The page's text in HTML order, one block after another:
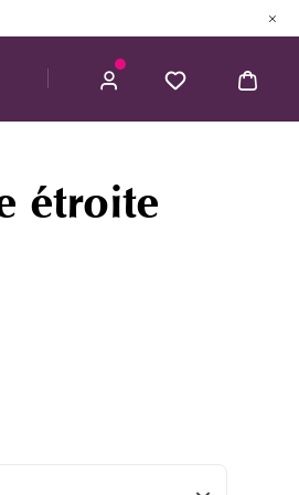
Kérastase
étroite